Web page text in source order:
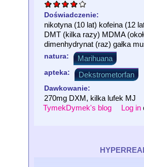
Doświadczenie:
nikotyna (10 lat) kofeina (12
DMT (kilka razy) MDMA
dimenhydrynat (raz) gałka
natura: Marihuana
apteka: Dekstrometorfan
Dawkowanie:
270mg DXM, kilka lufek MJ
TymekDymek's blog
Log in